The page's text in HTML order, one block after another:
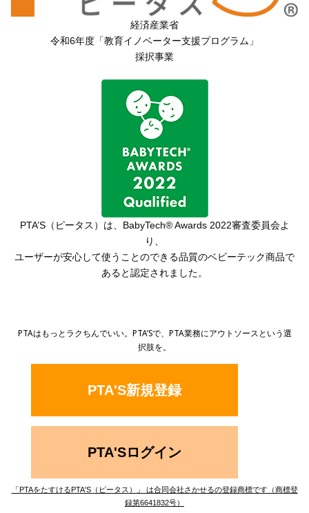
経済産業省
令和6年度「教育イノベーター支援プログラム」
採択事業
PTA’S（ピータス）は、 BabyTech® Awards 2022審査委員会よ
り、
ユーザーが安心して使うことのできる品質のベビーテック商品で
あると認定されました。
PTAはもっとラクちんでいい。PTA’Sで、PTA業務にアウトソースという選
択肢を。
PTA'S新規登録
PTA'Sログイン
「PTAをたすけるPTA'S（ピータス）」 は合同会社さかせるの登録商標です（商標登
録第6641832号）